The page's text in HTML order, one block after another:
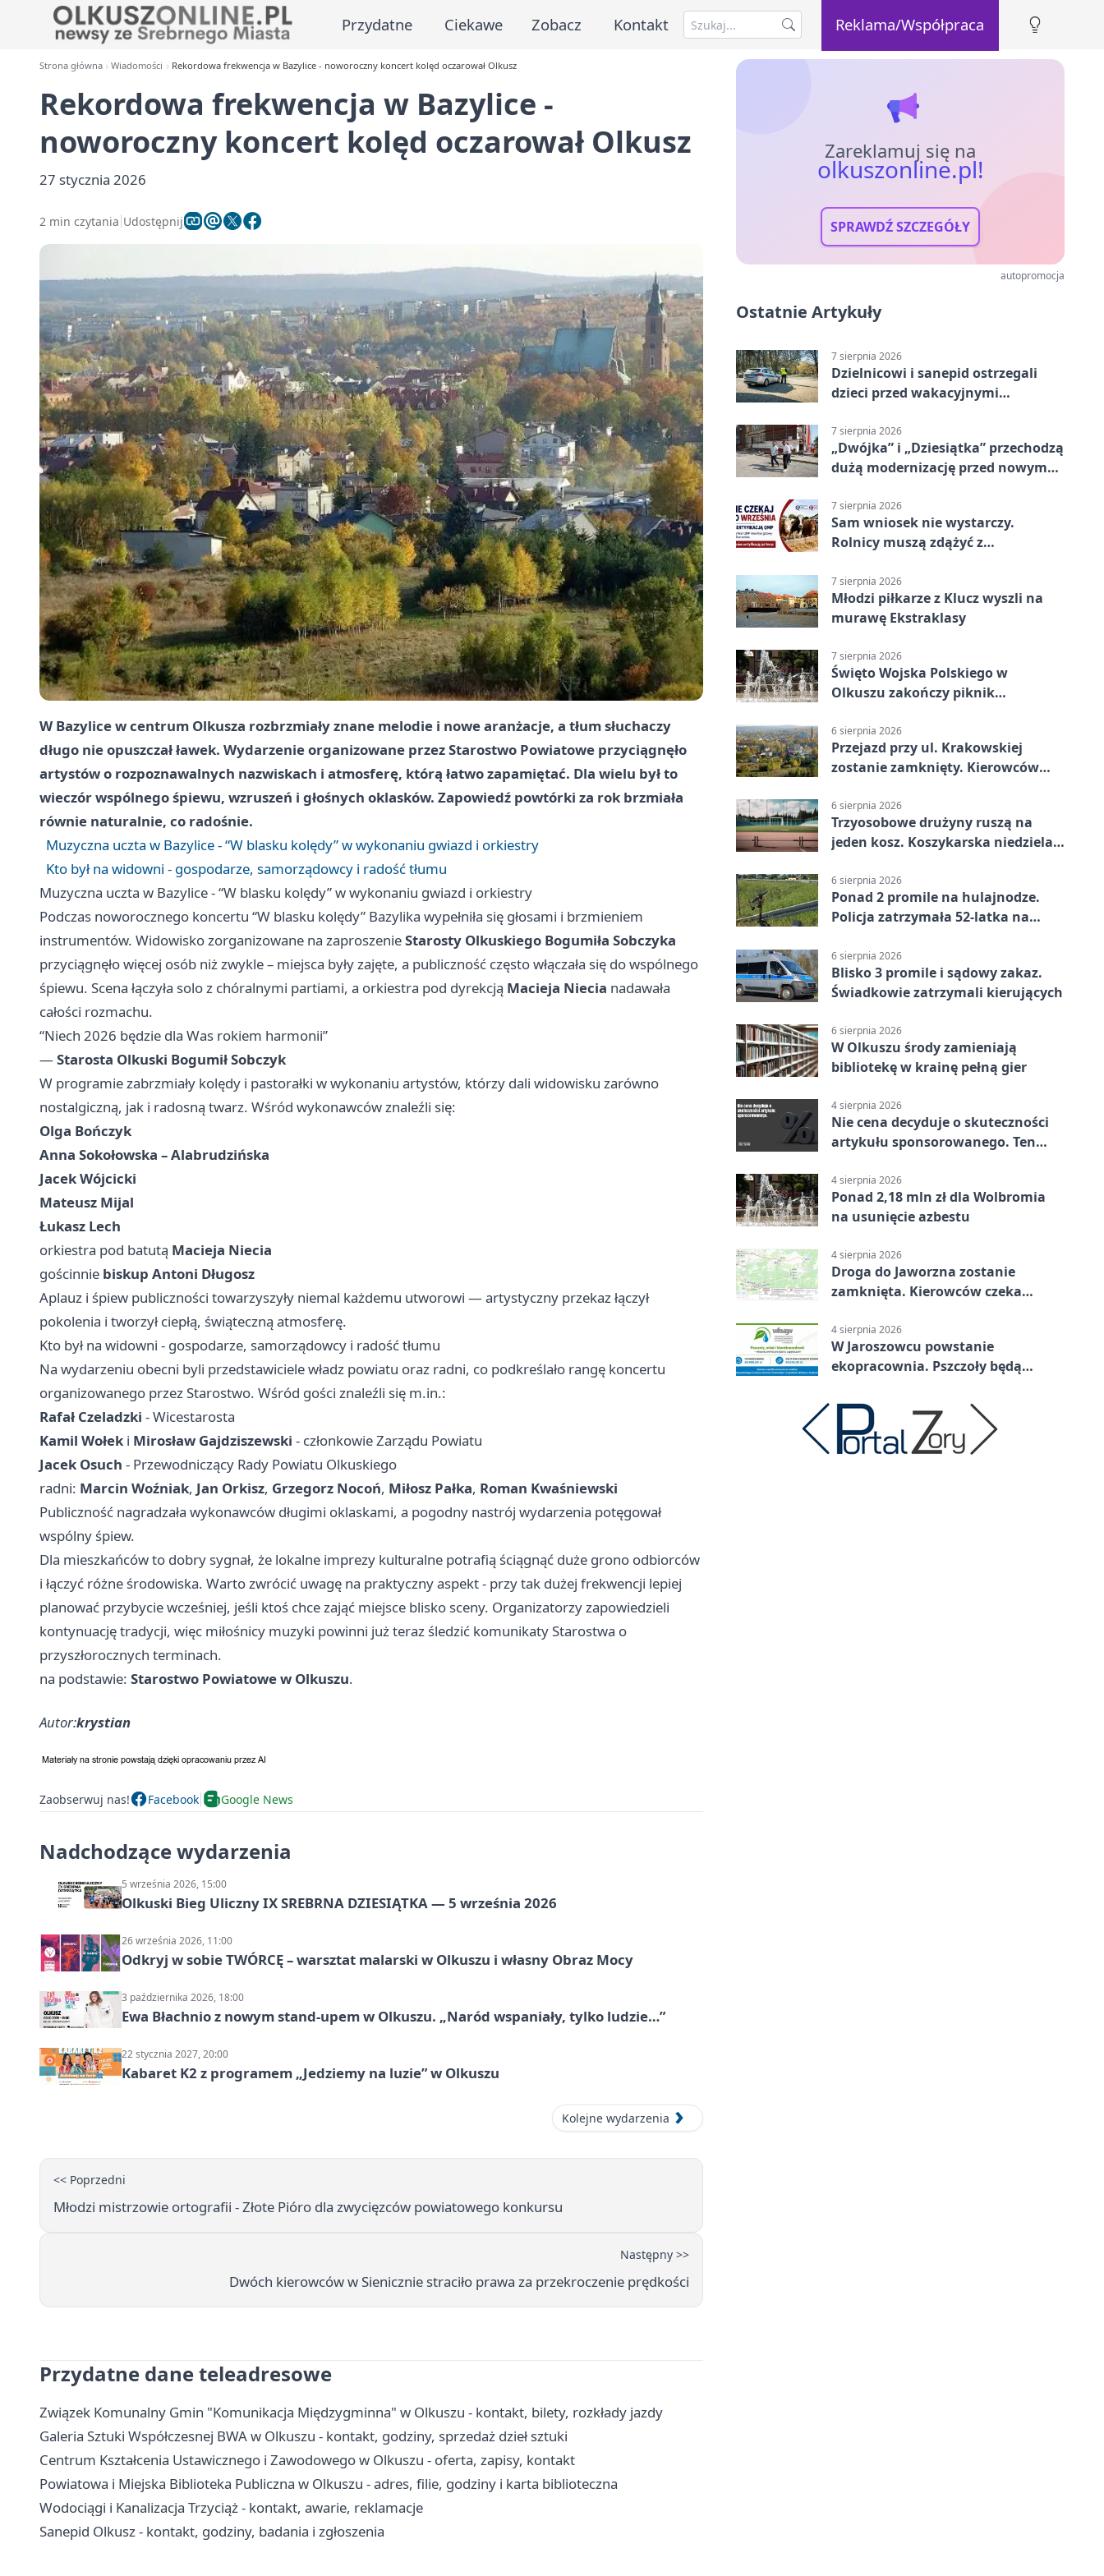
Przydatne Ciekawe Zobacz Kontakt Reklama/Współpraca
Strona główna Wiadomości Rekordowa frekwencja w Bazylice - noworoczny koncert kolęd oczarował Olkusz
Rekordowa frekwencja w Bazylice -
noworoczny koncert kolęd oczarował Olkusz
27 stycznia 2026
2 min czytania Udostępnij
W Bazylice w centrum Olkusza rozbrzmiały znane melodie i nowe aranżacje, a tłum słuchaczy
długo nie opuszczał ławek. Wydarzenie organizowane przez Starostwo Powiatowe przyciągnęło
artystów o rozpoznawalnych nazwiskach i atmosferę, którą łatwo zapamiętać. Dla wielu był to
wieczór wspólnego śpiewu, wzruszeń i głośnych oklasków. Zapowiedź powtórki za rok brzmiała
równie naturalnie, co radośnie.
Muzyczna uczta w Bazylice - “W blasku kolędy” w wykonaniu gwiazd i orkiestry
Kto był na widowni - gospodarze, samorządowcy i radość tłumu
Muzyczna uczta w Bazylice - “W blasku kolędy” w wykonaniu gwiazd i orkiestry
Podczas noworocznego koncertu “W blasku kolędy” Bazylika wypełniła się głosami i brzmieniem
instrumentów. Widowisko zorganizowane na zaproszenieStarosty Olkuskiego Bogumiła Sobczyka
przyciągnęło więcej osób niż zwykle – miejsca były zajęte, a publiczność często włączała się do wspólnego
śpiewu. Scena łączyła solo z chóralnymi partiami, a orkiestra pod dyrekcją Macieja Niecia nadawała
całości rozmachu.
“Niech 2026 będzie dla Was rokiem harmonii”
— Starosta Olkuski Bogumił Sobczyk
W programie zabrzmiały kolędy i pastorałki w wykonaniu artystów, którzy dali widowisku zarówno
nostalgiczną, jak i radosną twarz. Wśród wykonawców znaleźli się:
Olga Bończyk
Anna Sokołowska – Alabrudzińska
Jacek Wójcicki
Mateusz Mijal
Łukasz Lech
orkiestra pod batutą Macieja Niecia
gościnnie biskup Antoni Długosz
Aplauz i śpiew publiczności towarzyszyły niemal każdemu utworowi — artystyczny przekaz łączył
pokolenia i tworzył ciepłą, świąteczną atmosferę.
Kto był na widowni - gospodarze, samorządowcy i radość tłumu
Na wydarzeniu obecni byli przedstawiciele władz powiatu oraz radni, co podkreślało rangę koncertu
organizowanego przez Starostwo. Wśród gości znaleźli się m.in.:
Rafał Czeladzki - Wicestarosta
Kamil Wołek i Mirosław Gajdziszewski - członkowie Zarządu Powiatu
Jacek Osuch - Przewodniczący Rady Powiatu Olkuskiego
radni: Marcin Woźniak, Jan Orkisz, Grzegorz Nocoń, Miłosz Pałka, Roman Kwaśniewski
Publiczność nagradzała wykonawców długimi oklaskami, a pogodny nastrój wydarzenia potęgował
wspólny śpiew.
Dla mieszkańców to dobry sygnał, że lokalne imprezy kulturalne potrafią ściągnąć duże grono odbiorców
i łączyć różne środowiska. Warto zwrócić uwagę na praktyczny aspekt - przy tak dużej frekwencji lepiej
planować przybycie wcześniej, jeśli ktoś chce zająć miejsce blisko sceny. Organizatorzy zapowiedzieli
kontynuację tradycji, więc miłośnicy muzyki powinni już teraz śledzić komunikaty Starostwa o
przyszłorocznych terminach.
na podstawie: Starostwo Powiatowe w Olkuszu.
Autor:krystian
Zaobserwuj nas! Facebook Google News
Nadchodzące wydarzenia
5 września 2026, 15:00
Olkuski Bieg Uliczny IX SREBRNA DZIESIĄTKA — 5 września 2026
26 września 2026, 11:00
Odkryj w sobie TWÓRCĘ – warsztat malarski w Olkuszu i własny Obraz Mocy
3 października 2026, 18:00
Ewa Błachnio z nowym stand-upem w Olkuszu. „Naród wspaniały, tylko ludzie…”
22 stycznia 2027, 20:00
Kabaret K2 z programem „Jedziemy na luzie” w Olkuszu
Kolejne wydarzenia
<< Poprzedni
Młodzi mistrzowie ortografii - Złote Pióro dla zwycięzców powiatowego konkursu
Następny >>
Dwóch kierowców w Sienicznie straciło prawa za przekroczenie prędkości
Przydatne dane teleadresowe
Związek Komunalny Gmin "Komunikacja Międzygminna" w Olkuszu - kontakt, bilety, rozkłady jazdy
Galeria Sztuki Współczesnej BWA w Olkuszu - kontakt, godziny, sprzedaż dzieł sztuki
Centrum Kształcenia Ustawicznego i Zawodowego w Olkuszu - oferta, zapisy, kontakt
Powiatowa i Miejska Biblioteka Publiczna w Olkuszu - adres, filie, godziny i karta biblioteczna
Wodociągi i Kanalizacja Trzyciąż - kontakt, awarie, reklamacje
Sanepid Olkusz - kontakt, godziny, badania i zgłoszenia
Zareklamuj się na
olkuszonline.pl!
SPRAWDŹ SZCZEGÓŁY
autopromocja
Ostatnie Artykuły
7 sierpnia 2026
Dzielnicowi i sanepid ostrzegali
dzieci przed wakacyjnymi
7 sierpnia 2026
„Dwójka” i „Dziesiątka” przechodzą
dużą modernizację przed nowym
7 sierpnia 2026
Sam wniosek nie wystarczy.
Rolnicy muszą zdążyć z
7 sierpnia 2026
Młodzi piłkarze z Klucz wyszli na
murawę Ekstraklasy
7 sierpnia 2026
Święto Wojska Polskiego w
Olkuszu zakończy piknik
6 sierpnia 2026
Przejazd przy ul. Krakowskiej
zostanie zamknięty. Kierowców
6 sierpnia 2026
Trzyosobowe drużyny ruszą na
jeden kosz. Koszykarska niedziela
6 sierpnia 2026
Ponad 2 promile na hulajnodze.
Policja zatrzymała 52-latka na
6 sierpnia 2026
Blisko 3 promile i sądowy zakaz.
Świadkowie zatrzymali kierujących
6 sierpnia 2026
W Olkuszu środy zamieniają
bibliotekę w krainę pełną gier
4 sierpnia 2026
Nie cena decyduje o skuteczności
artykułu sponsorowanego. Ten
4 sierpnia 2026
Ponad 2,18 mln zł dla Wolbromia
na usunięcie azbestu
4 sierpnia 2026
Droga do Jaworzna zostanie
zamknięta. Kierowców czeka
4 sierpnia 2026
W Jaroszowcu powstanie
ekopracownia. Pszczoły będą